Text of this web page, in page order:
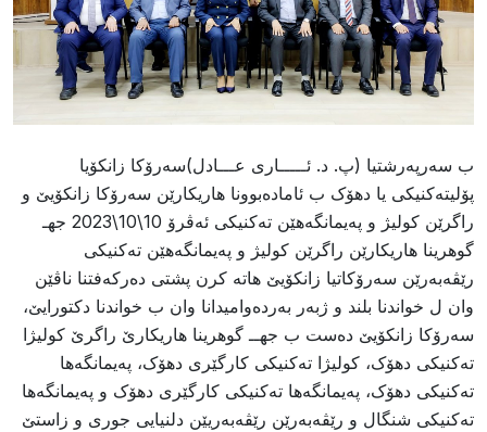
ب سەرپەرشتیا (پ. د. ئـــــاری عـــادل)سەرۆکا زانکۆیا
پۆلیتەکنیکی یا دهۆک ب ئامادەبوونا هاریکارێن سەرۆکا زانکۆیێ و
راگرێن کولیژ و پەیمانگەهێن تەکنیکی ئەڤرۆ 10\10\2023 جهـ
گوهرینا هاریکارێن راگرێن کولیژ و پەیمانگەهێن تەکنیکى
رێڤەبەرێن سەرۆکاتیا زانکۆیێ هاتە کرن پشتی دەركەفتنا ناڤێن
وان ل خواندنا بلند و ژبەر بەردەوامیدانا وان ب خواندنا دکتورایێ،
سەرۆکا زانکۆیێ دەست ب جهــ گوهرینا هاریکارێ راگرێ کولیژا
تەکنیکى دهۆک، کولیژا تەکنیکى کارگێرى دهۆک، پەیمانگەها
تەکنیکى دهۆک، پەیمانگەها تەکنیکى کارگێرى دهۆک و پەیمانگەها
تەکنیکى شنگال و رێڤەبەرێن رێڤەبەریێن دلنیایی جورى و زاستێ